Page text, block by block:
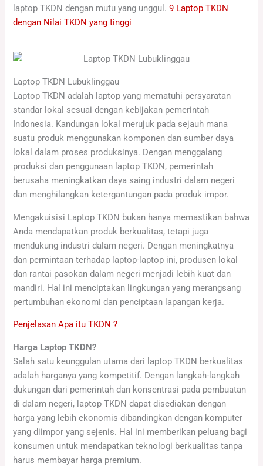
laptop TKDN dengan mutu yang unggul.9 Laptop TKDN
dengan Nilai TKDN yang tinggi
Laptop TKDN Lubuklinggau
Laptop TKDN adalah laptop yang mematuhi persyaratan
standar lokal sesuai dengan kebijakan pemerintah
Indonesia. Kandungan lokal merujuk pada sejauh mana
suatu produk menggunakan komponen dan sumber daya
lokal dalam proses produksinya. Dengan menggalang
produksi dan penggunaan laptop TKDN, pemerintah
berusaha meningkatkan daya saing industri dalam negeri
dan menghilangkan ketergantungan pada produk impor.
Mengakuisisi Laptop TKDN bukan hanya memastikan bahwa
Anda mendapatkan produk berkualitas, tetapi juga
mendukung industri dalam negeri. Dengan meningkatnya
dan permintaan terhadap laptop-laptop ini, produsen lokal
dan rantai pasokan dalam negeri menjadi lebih kuat dan
mandiri. Hal ini menciptakan lingkungan yang merangsang
pertumbuhan ekonomi dan penciptaan lapangan kerja.
Penjelasan Apa itu TKDN ?
Harga Laptop TKDN?
Salah satu keunggulan utama dari laptop TKDN berkualitas
adalah harganya yang kompetitif. Dengan langkah-langkah
dukungan dari pemerintah dan konsentrasi pada pembuatan
di dalam negeri, laptop TKDN dapat disediakan dengan
harga yang lebih ekonomis dibandingkan dengan komputer
yang diimpor yang sejenis. Hal ini memberikan peluang bagi
konsumen untuk mendapatkan teknologi berkualitas tanpa
harus membayar harga premium.